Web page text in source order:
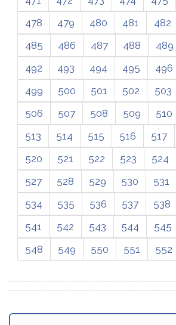
478
479 480 481 482
485
486 487 488 489
492
493 494 495 496
499
500 501 502 503
506
507 508 509 510
513
514 515 516 517
520
521 522 523 524
527
528 529 530 531
534
535 536 537 538
541
542 543 544 545
548
549 550 551 552